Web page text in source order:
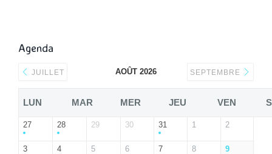
Agenda
JUILLET AOÛT 2026 SEPTEMBRE
LUN MAR MER JEU VEN
27 28 29 30 31 1 2
3 4 5 6 7 8 9